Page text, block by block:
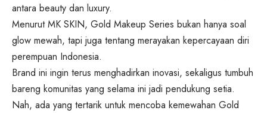
antara beauty dan luxury.
Menurut MK SKIN, Gold Makeup Series bukan hanya soal
glow mewah, tapi juga tentang merayakan kepercayaan diri
perempuan Indonesia.
Brand ini ingin terus menghadirkan inovasi, sekaligus tumbuh
bareng komunitas yang selama ini jadi pendukung setia.
Nah, ada yang tertarik untuk mencoba kemewahan Gold